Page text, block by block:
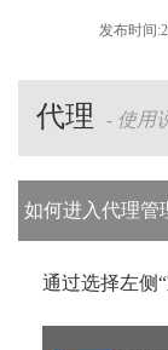
发布时间
代理 - 使用
如何进入代理管
通过选择左侧